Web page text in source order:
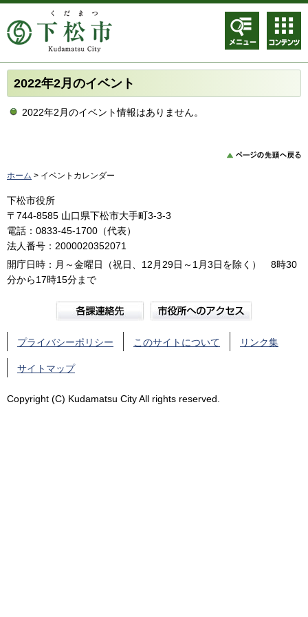
メニュ
ー
コンテ
ンツメ
ニュー
2022年2月のイベント
2022年2月のイベント情報はありません。
ホーム > イベントカレンダー
下松市役所
〒744-8585 山口県下松市大手町3-3-3
電話：0833-45-1700（代表）
法人番号：2000020352071
開庁日時：月～金曜日（祝日、12月29日～1月3日を除く） 8時30
分から17時15分まで
プライバシーポリシー このサイトについて リンク集
サイトマップ
Copyright (C) Kudamatsu City All rights reserved.